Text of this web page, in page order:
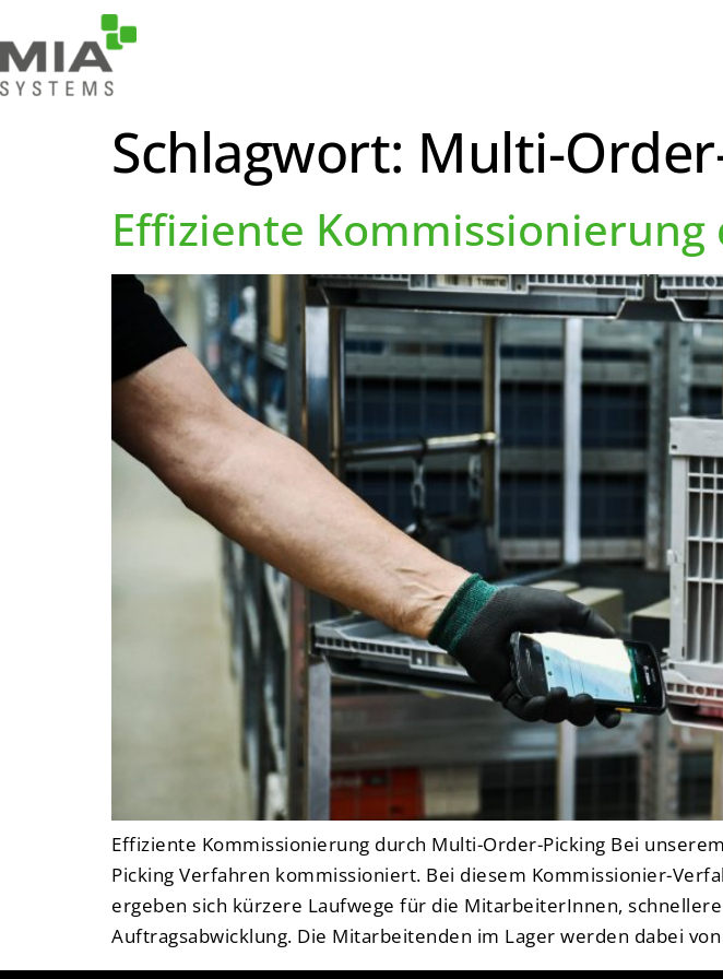
Schlagwort: Multi-
Effiziente
Effiziente Kommissionierung durch Multi-Order-Picking Bei
Picking Verfahren kommissioniert. Bei diesem Kommissionier-
ergeben sich kürzere Laufwege für die MitarbeiterInnen,
Auftragsabwicklung. Die Mitarbeitenden im Lager werden dabei